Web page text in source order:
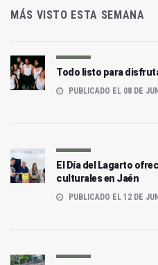
MÁS VISTO ESTA SEMANA
Todo listo para
PUBLICADO EL 08 DE
El Día del Lagarto
culturales en Jaén
PUBLICADO EL 12 DE